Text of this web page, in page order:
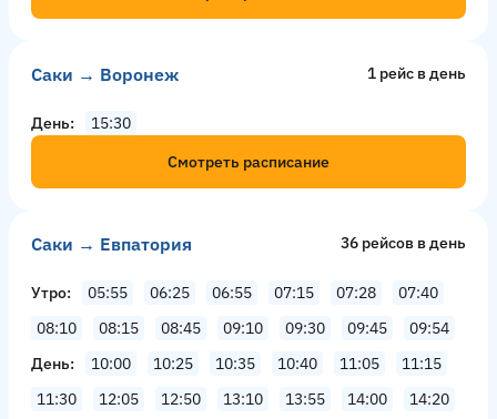
Саки → Воронеж 1 рейс в день
День
15:30
Смотреть расписание
Саки → Евпатория 36 рейсов в день
Утро 05:55 06:25 06:55 07:15 07:28
07:40
08:10
08:15 08:45 09:10 09:30 09:45
09:54
День
10:00 10:25 10:35 10:40 11:05
11:15
11:30
12:05 12:50 13:10 13:55 14:00
14:20